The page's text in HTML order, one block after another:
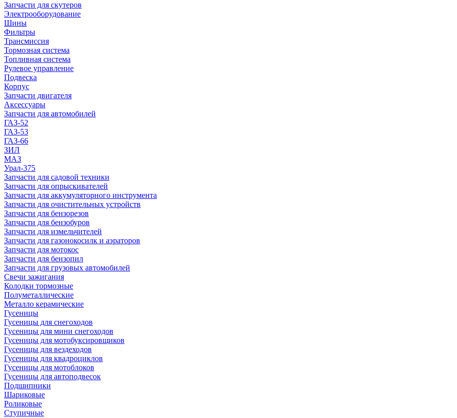
Запчасти для скутеров
Электрооборудование
Шины
Фильтры
Трансмиссия
Тормозная система
Топливная система
Рулевое управление
Подвеска
Корпус
Запчасти двигателя
Аксессуары
Запчасти для автомобилей
ГАЗ-52
ГАЗ-53
ГАЗ-66
ЗИЛ
МАЗ
Урал-375
Запчасти для садовой техники
Запчасти для опрыскивателей
Запчасти для аккумуляторного инструмента
Запчасти для очистительных устройств
Запчасти для бензорезов
Запчасти для бензобуров
Запчасти для измельчителей
Запчасти для газонокосилк и аэраторов
Запчасти для мотокос
Запчасти для бензопил
Запчасти для грузовых автомобилей
Свечи зажигания
Колодки тормозные
Полуметаллические
Металло керамические
Гусеницы
Гусеницы для снегоходов
Гусеницы для мини снегоходов
Гусеницы для мотобуксировщиков
Гусеницы для вездеходов
Гусеницы для квадроциклов
Гусеницы для мотоблоков
Гусеницы для автоподвесок
Подшипники
Шариковые
Роликовые
Ступичные